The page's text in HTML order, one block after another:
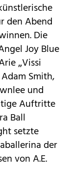
den Abend
Die
Joy Blue
„Vissi
Adam Smith,
und
Auftritte
Ball
setzte
der
von A.E.